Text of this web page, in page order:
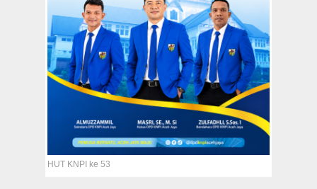
HUT KNPI ke 53
Redaksi Tentang Kami
Copyright @2026 Aceh Jaya Post